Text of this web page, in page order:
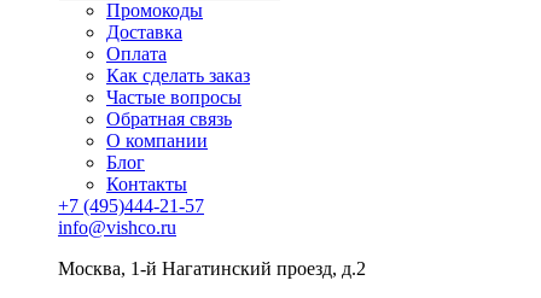
Промокоды
Доставка
Оплата
Как сделать заказ
Частые вопросы
Обратная связь
О компании
Блог
Контакты
+7 (495)444-21-57
info@vishco.ru
Москва, 1-й Нагатинский проезд, д.2